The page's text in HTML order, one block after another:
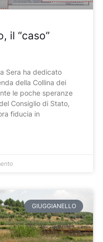
il “caso”
Sera ha dedicato
della Collina dei
le poche speranze
Consiglio di Stato,
fiducia in
GIUGGIANELLO